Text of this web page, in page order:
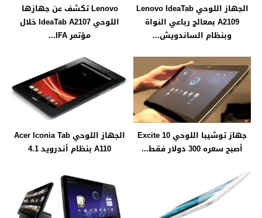
الجهاز اللوحي Lenovo IdeaTab
A2109 بمعالج رباعي النواة
وبنظام الساندويش...
Lenovo تكشف عن جهازها
اللوحي IdeaTab A2107 خلال
مؤتمر IFA...
جهاز توشيبا اللوحي Excite 10
أصبح سعره 300 دولار فقط...
الجهاز اللوحي Acer Iconia Tab
A110 بنظام أندرويد 4.1